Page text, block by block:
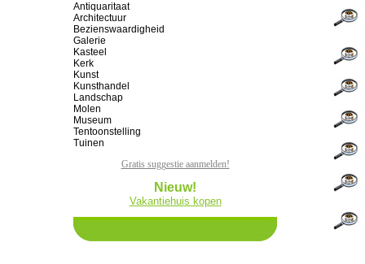
Antiquaritaat
Architectuur
Bezienswaardigheid
Galerie
Kasteel
Kerk
Kunst
Kunsthandel
Landschap
Molen
Museum
Tentoonstelling
Tuinen
Gratis suggestie aanmelden!
Nieuw!
Vakantiehuis kopen